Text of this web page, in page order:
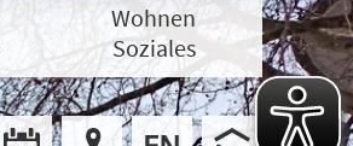
Wohnen
Soziales